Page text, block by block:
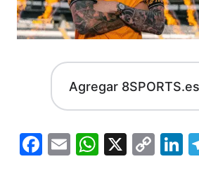
Agregar
Facebook
Email X